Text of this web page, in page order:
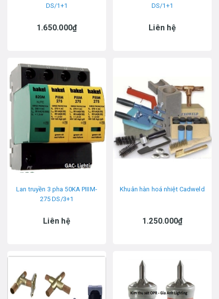
DS/1+1
1.650.000₫
DS/1+1
Liên hệ
Lan truyền 3 pha 50KA PIIIM-
275 DS/3+1
Liên hệ
Khuân hàn hoá nhiệt Cadweld
1.250.000₫